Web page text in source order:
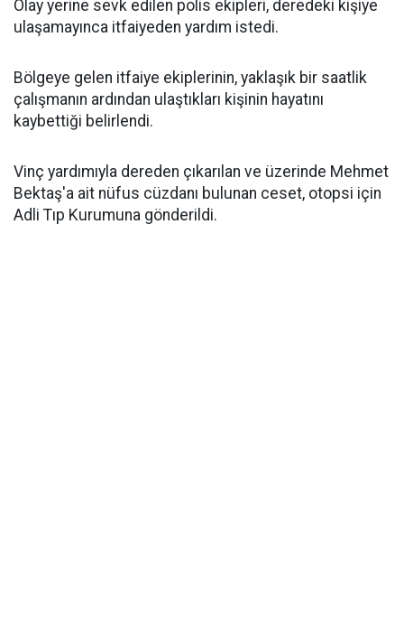
Olay yerine sevk edilen polis ekipleri, deredeki kişiye
ulaşamayınca itfaiyeden yardım istedi.
Bölgeye gelen itfaiye ekiplerinin, yaklaşık bir saatlik
çalışmanın ardından ulaştıkları kişinin hayatını
kaybettiği belirlendi.
Vinç yardımıyla dereden çıkarılan ve üzerinde Mehmet
Bektaş'a ait nüfus cüzdanı bulunan ceset, otopsi için
Adli Tıp Kurumuna gönderildi.